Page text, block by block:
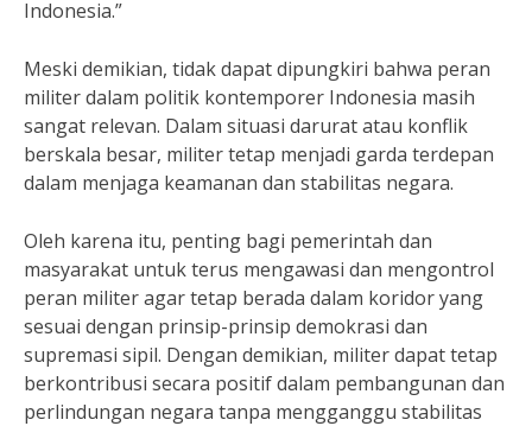
Indonesia.”
Meski demikian, tidak dapat dipungkiri bahwa peran
militer dalam politik kontemporer Indonesia masih
sangat relevan. Dalam situasi darurat atau konflik
berskala besar, militer tetap menjadi garda terdepan
dalam menjaga keamanan dan stabilitas negara.
Oleh karena itu, penting bagi pemerintah dan
masyarakat untuk terus mengawasi dan mengontrol
peran militer agar tetap berada dalam koridor yang
sesuai dengan prinsip-prinsip demokrasi dan
supremasi sipil. Dengan demikian, militer dapat tetap
berkontribusi secara positif dalam pembangunan dan
perlindungan negara tanpa mengganggu stabilitas